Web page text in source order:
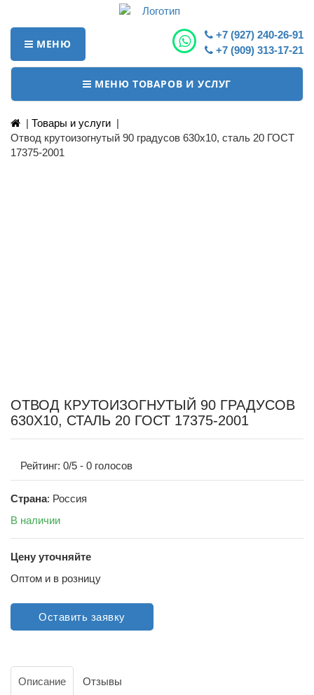
МЕНЮ
+7 (927) 240-26-91
+7 (909) 313-17-21
МЕНЮ ТОВАРОВ И УСЛУГ
| Товары и услуги |
Отвод крутоизогнутый 90 градусов 630х10, сталь 20 ГОСТ
17375-2001
ОТВОД КРУТОИЗОГНУТЫЙ 90 ГРАДУСОВ
630Х10, СТАЛЬ 20 ГОСТ 17375-2001
Рейтинг: 0/5 - 0 голосов
Страна: Россия
В наличии
Цену уточняйте
Оптом и в розницу
Оставить заявку
Описание Отзывы